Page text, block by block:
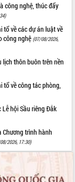
công nghệ, thúc đẩy
tổ về các dự án luật về
công nghệ (07/08/2026,
lịch thôn buôn trên nền
về công tác phòng,
hội Sầu riêng Đắk
Chương trình hành
2026, 17:30)